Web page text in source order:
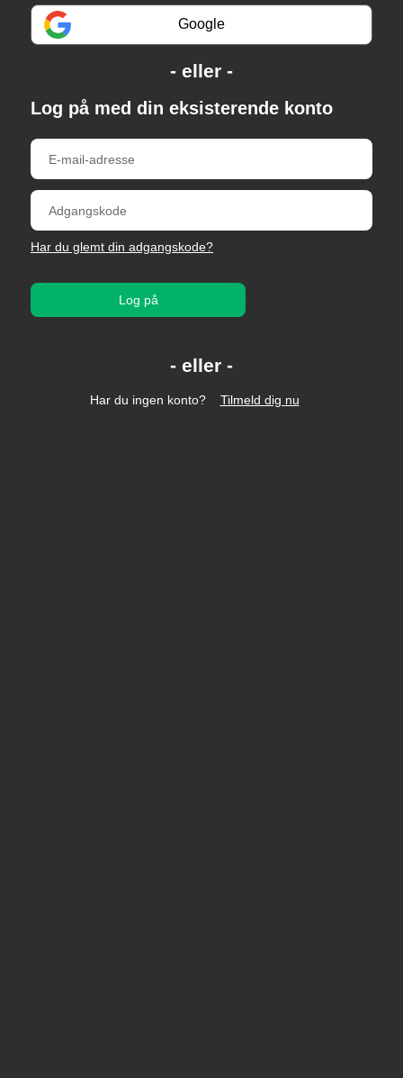
Google
Log på med din eksisterende konto
Har du glemt din adgangskode?
Log på
Har du ingen konto? Tilmeld dig nu